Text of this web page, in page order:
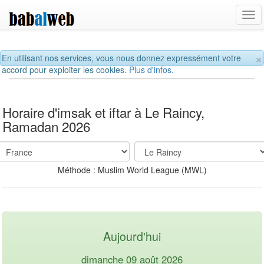
×
En utilisant nos services, vous nous donnez expressément votre
accord pour exploiter les cookies.Plus d'infos.
Horaire d'imsak et iftar à Le Raincy,
Ramadan 2026
Méthode : Muslim World League (MWL)
Aujourd'hui
dimanche 09 août 2026